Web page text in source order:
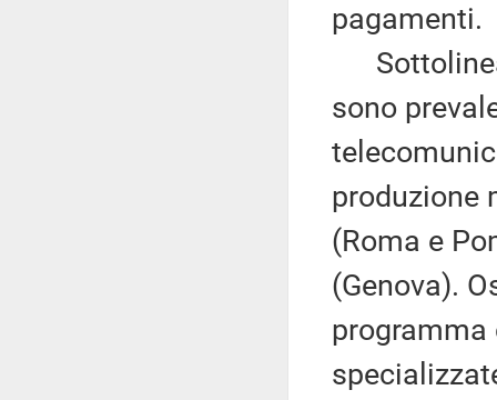
pagamenti.
sono
produzione
(Roma e
(Genova).
programma